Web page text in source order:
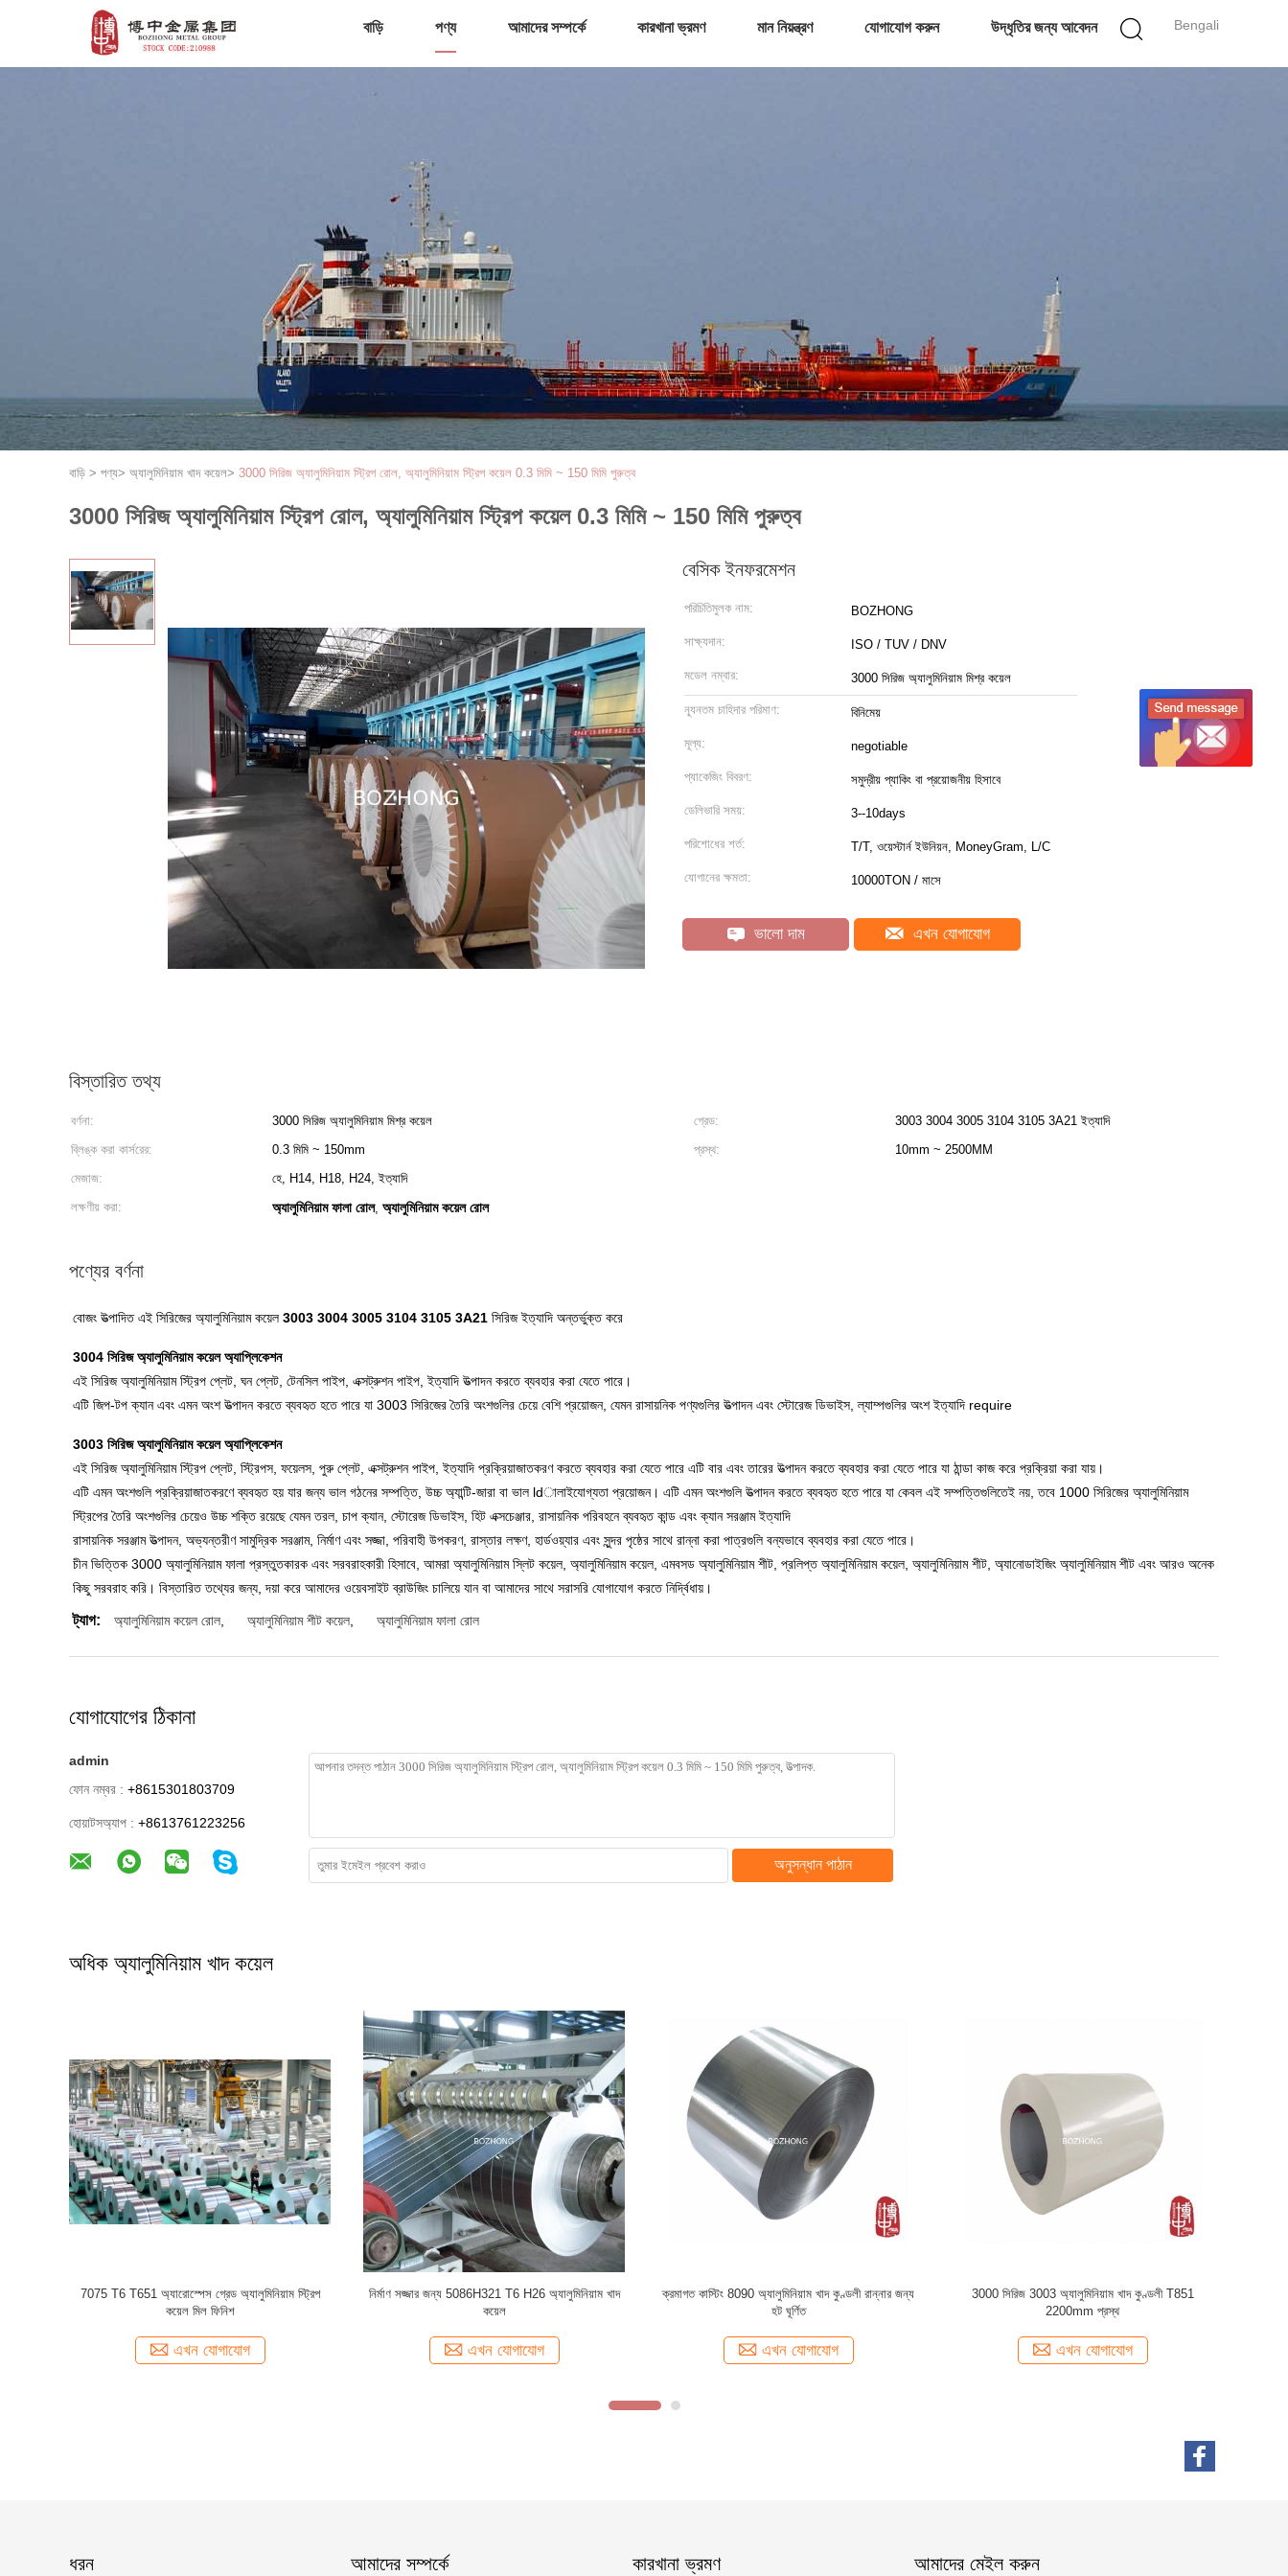
Bengali
বাড়ি পণ্য আমাদের সম্পর্কে কারখানা ভ্রমণ মান নিয়ন্ত্রণ যোগাযোগ করুন উদ্ধৃতির জন্য আবেদন
বাড়ি > পণ্য> অ্যালুমিনিয়াম খাদ কয়েল> 3000 সিরিজ অ্যালুমিনিয়াম স্ট্রিপ রোল, অ্যালুমিনিয়াম স্ট্রিপ কয়েল 0.3 মিমি ~ 150 মিমি পুরুত্ব
3000 সিরিজ অ্যালুমিনিয়াম স্ট্রিপ রোল, অ্যালুমিনিয়াম স্ট্রিপ কয়েল 0.3 মিমি ~ 150 মিমি পুরুত্ব
বেসিক ইনফরমেশন
পরিচিতিমুলক নাম: BOZHONG
সাক্ষ্যদান: ISO / TUV / DNV
মডেল নম্বার: 3000 সিরিজ অ্যালুমিনিয়াম মিশ্র কয়েল
ন্যূনতম চাহিদার পরিমাণ: বিনিমেয়
মূল্য: negotiable
প্যাকেজিং বিবরণ: সমুদ্রীয় প্যাকিং বা প্রয়োজনীয় হিসাবে
ডেলিভারি সময়: 3--10days
পরিশোধের শর্ত: T/T, ওয়েস্টার্ন ইউনিয়ন, MoneyGram, L/C
যোগানের ক্ষমতা: 10000TON / মাসে
ভালো দাম এখন যোগাযোগ
বিস্তারিত তথ্য
বর্ণনা: 3000 সিরিজ অ্যালুমিনিয়াম মিশ্র কয়েল গ্রেড:
3003 3004 3005 3104 3105 3A21 ইত্যাদি
ব্লিঙ্ক করা কার্সরের:
0.3 মিমি ~ 150mm প্রস্থ:
10mm ~ 2500MM
মেজাজ:
হে, H14, H18, H24, ইত্যাদি
লক্ষণীয় করা:
অ্যালুমিনিয়াম ফালা রোল, অ্যালুমিনিয়াম কয়েল রোল
পণ্যের বর্ণনা
বোজং উত্পাদিত এই সিরিজের অ্যালুমিনিয়াম কয়েল 3003 3004 3005 3104 3105 3A21 সিরিজ ইত্যাদি অন্তর্ভুক্ত করে
3004 সিরিজ অ্যালুমিনিয়াম কয়েল অ্যাপ্লিকেশন
এই সিরিজ অ্যালুমিনিয়াম স্ট্রিপ প্লেট, ঘন প্লেট, টেনসিল পাইপ, এক্সট্রুশন পাইপ, ইত্যাদি উত্পাদন করতে ব্যবহার করা যেতে পারে।
এটি জিপ-টপ ক্যান এবং এমন অংশ উত্পাদন করতে ব্যবহৃত হতে পারে যা 3003 সিরিজের তৈরি অংশগুলির চেয়ে বেশি প্রয়োজন, যেমন রাসায়নিক পণ্যগুলির উত্পাদন এবং স্টোরেজ ডিভাইস, ল্যাম্পগুলির অংশ ইত্যাদি require
3003 সিরিজ অ্যালুমিনিয়াম কয়েল অ্যাপ্লিকেশন
এই সিরিজ অ্যালুমিনিয়াম স্ট্রিপ প্লেট, স্ট্রিপস, ফয়েলস, পুরু প্লেট, এক্সট্রুশন পাইপ, ইত্যাদি প্রক্রিয়াজাতকরণ করতে ব্যবহার করা যেতে পারে এটি বার এবং তারের উত্পাদন করতে ব্যবহার করা যেতে পারে যা ঠান্ডা কাজ করে প্রক্রিয়া করা যায়।
এটি এমন অংশগুলি প্রক্রিয়াজাতকরণে ব্যবহৃত হয় যার জন্য ভাল গঠনের সম্পত্তি, উচ্চ অ্যান্টি-জারা বা ভাল ldালাইযোগ্যতা প্রয়োজন। এটি এমন অংশগুলি উত্পাদন করতে ব্যবহৃত হতে পারে যা কেবল এই সম্পত্তিগুলিতেই নয়, তবে 1000 সিরিজের অ্যালুমিনিয়াম
স্ট্রিপের তৈরি অংশগুলির চেয়েও উচ্চ শক্তি রয়েছে যেমন তরল, চাপ ক্যান, স্টোরেজ ডিভাইস, হিট এক্সচেঞ্জার, রাসায়নিক পরিবহনে ব্যবহৃত কান্ড এবং ক্যান সরঞ্জাম ইত্যাদি
রাসায়নিক সরঞ্জাম উত্পাদন, অভ্যন্তরীণ সামুদ্রিক সরঞ্জাম, নির্মাণ এবং সজ্জা, পরিবাহী উপকরণ, রাস্তার লক্ষণ, হার্ডওয়্যার এবং সুন্দর পৃষ্ঠের সাথে রান্না করা পাত্রগুলি বন্যভাবে ব্যবহার করা যেতে পারে।
চীন ভিত্তিক 3000 অ্যালুমিনিয়াম ফালা প্রস্তুতকারক এবং সরবরাহকারী হিসাবে, আমরা অ্যালুমিনিয়াম স্লিট কয়েল, অ্যালুমিনিয়াম কয়েল, এমবসড অ্যালুমিনিয়াম শীট, প্রলিপ্ত অ্যালুমিনিয়াম কয়েল, অ্যালুমিনিয়াম শীট, অ্যানোডাইজিং অ্যালুমিনিয়াম শীট এবং আরও অনেক
কিছু সরবরাহ করি। বিস্তারিত তথ্যের জন্য, দয়া করে আমাদের ওয়েবসাইট ব্রাউজিং চালিয়ে যান বা আমাদের সাথে সরাসরি যোগাযোগ করতে নির্দ্বিধায়।
ট্যাগ: অ্যালুমিনিয়াম কয়েল রোল অ্যালুমিনিয়াম শীট কয়েল অ্যালুমিনিয়াম ফালা রোল
যোগাযোগের ঠিকানা
admin
ফোন নম্বর : +8615301803709
হোয়াটসঅ্যাপ : +8613761223256
অনুসন্ধান পাঠান
অধিক অ্যালুমিনিয়াম খাদ কয়েল
অ্যালুমিনিয়াম খাদ কুণ্ডলী T851
JIS রঙ লেপা অ্যালুমিনিয়াম কুণ্ডলী 0.80 মিমি বেধ টেবিল
অ্যালুমিনিয়াম খাদ কুণ্ডলী রঙ লেপা 2024 অ্যালুমিনিয়াম গটার
ASTM রঙ লেপা T351 7020 অ্যালুমিনিয়াম খাদ কুণ্ডলী
5000 সিরিজ অ্যালুমিনিয়াম অ্যয়েল কয়েল
5083 5754 গ্রেড মিডিয়াম স্ট্যাটিক শক্তি
ধরন আমাদের সম্পর্কে কারখানা ভ্রমণ আমাদের মেইল ​​করুন